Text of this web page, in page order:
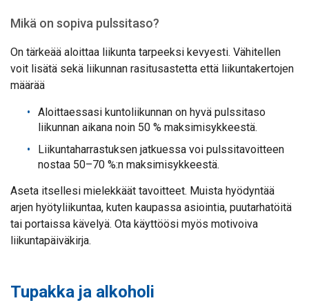
Mikä on sopiva pulssitaso?
On tärkeää aloittaa liikunta tarpeeksi kevyesti. Vähitellen
voit lisätä sekä liikunnan rasitusastetta että liikuntakertojen
määrää
Aloittaessasi kuntoliikunnan on hyvä pulssitaso
liikunnan aikana noin 50 % maksimisykkeestä.
Liikuntaharrastuksen jatkuessa voi pulssitavoitteen
nostaa 50–70 %:n maksimisykkeestä.
Aseta itsellesi mielekkäät tavoitteet. Muista hyödyntää
arjen hyötyliikuntaa, kuten kaupassa asiointia, puutarhatöitä
tai portaissa kävelyä. Ota käyttöösi myös motivoiva
liikuntapäiväkirja.
Tupakka ja alkoholi